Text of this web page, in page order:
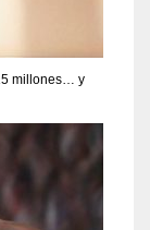
millones… y